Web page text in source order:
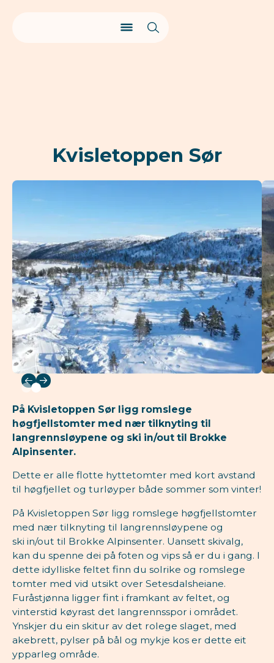
Kvisletoppen Sør
På Kvisletoppen Sør ligg romslege
høgfjellstomter med nær tilknyting til
langrennsløypene og ski in/out til Brokke
Alpinsenter.
Dette er alle flotte hyttetomter med kort avstand
til høgfjellet og turløyper både sommer som vinter!
På Kvisletoppen Sør ligg romslege høgfjellstomter
med nær tilknyting til langrennsløypene og
ski in/out til Brokke Alpinsenter. Uansett skivalg,
kan du spenne dei på foten og vips så er du i gang. I
dette idylliske feltet finn du solrike og romslege
tomter med vid utsikt over Setesdalsheiane.
Furåstjønna ligger fint i framkant av feltet, og
vinterstid køyrast det langrennsspor i området.
Ynskjer du ein skitur av det rolege slaget, med
akebrett, pylser på bål og mykje kos er dette eit
ypparleg område.